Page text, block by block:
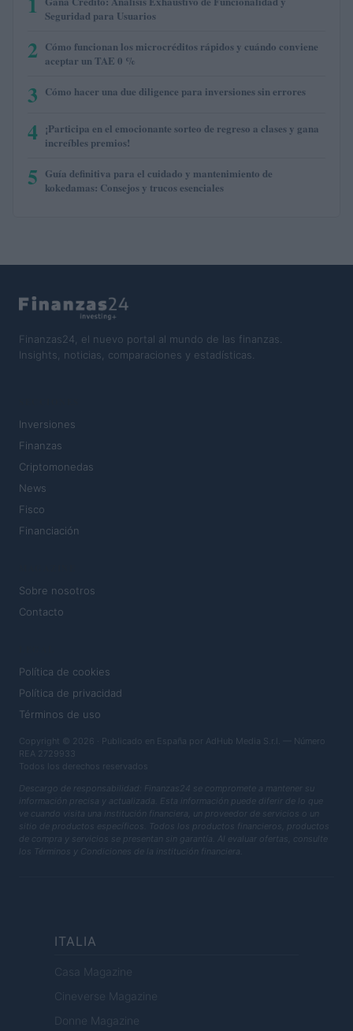
Seguridad para Usuarios
2 Cómo funcionan los microcréditos rápidos y cuándo conviene
aceptar un TAE 0 %
3 Cómo hacer una due diligence para inversiones sin errores
4 ¡Participa en el emocionante sorteo de regreso a clases y gana
increíbles premios!
5 Guía definitiva para el cuidado y mantenimiento de
kokedamas: Consejos y trucos esenciales
Finanzas24, el nuevo portal al mundo de las finanzas.
Insights, noticias, comparaciones y estadísticas.
Inversiones
Finanzas
Criptomonedas
News
Fisco
Financiación
Sobre nosotros
Contacto
Política de cookies
Política de privacidad
Términos de uso
Copyright © 2026 · Publicado en España por AdHub Media S.r.l. — Número
REA 2729933
Todos los derechos reservados
Descargo de responsabilidad: Finanzas24 se compromete a mantener su
información precisa y actualizada. Esta información puede diferir de lo que
ve cuando visita una institución financiera, un proveedor de servicios o un
sitio de productos específicos. Todos los productos financieros, productos
de compra y servicios se presentan sin garantía. Al evaluar ofertas, consulte
los Términos y Condiciones de la institución financiera.
ITALIA
Casa Magazine
Cineverse Magazine
Donne Magazine